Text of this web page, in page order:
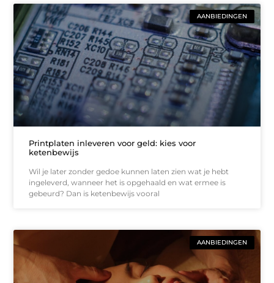
AANBIEDINGEN
Printplaten inleveren voor geld: kies voor
ketenbewijs
Wil je later zonder gedoe kunnen laten zien wat je hebt
ingeleverd, wanneer het is opgehaald en wat ermee is
gebeurd? Dan is ketenbewijs vooral
AANBIEDINGEN